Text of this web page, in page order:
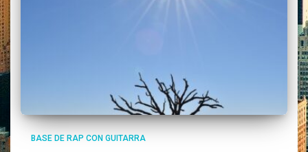
BASE DE RAP CON GUITARRA